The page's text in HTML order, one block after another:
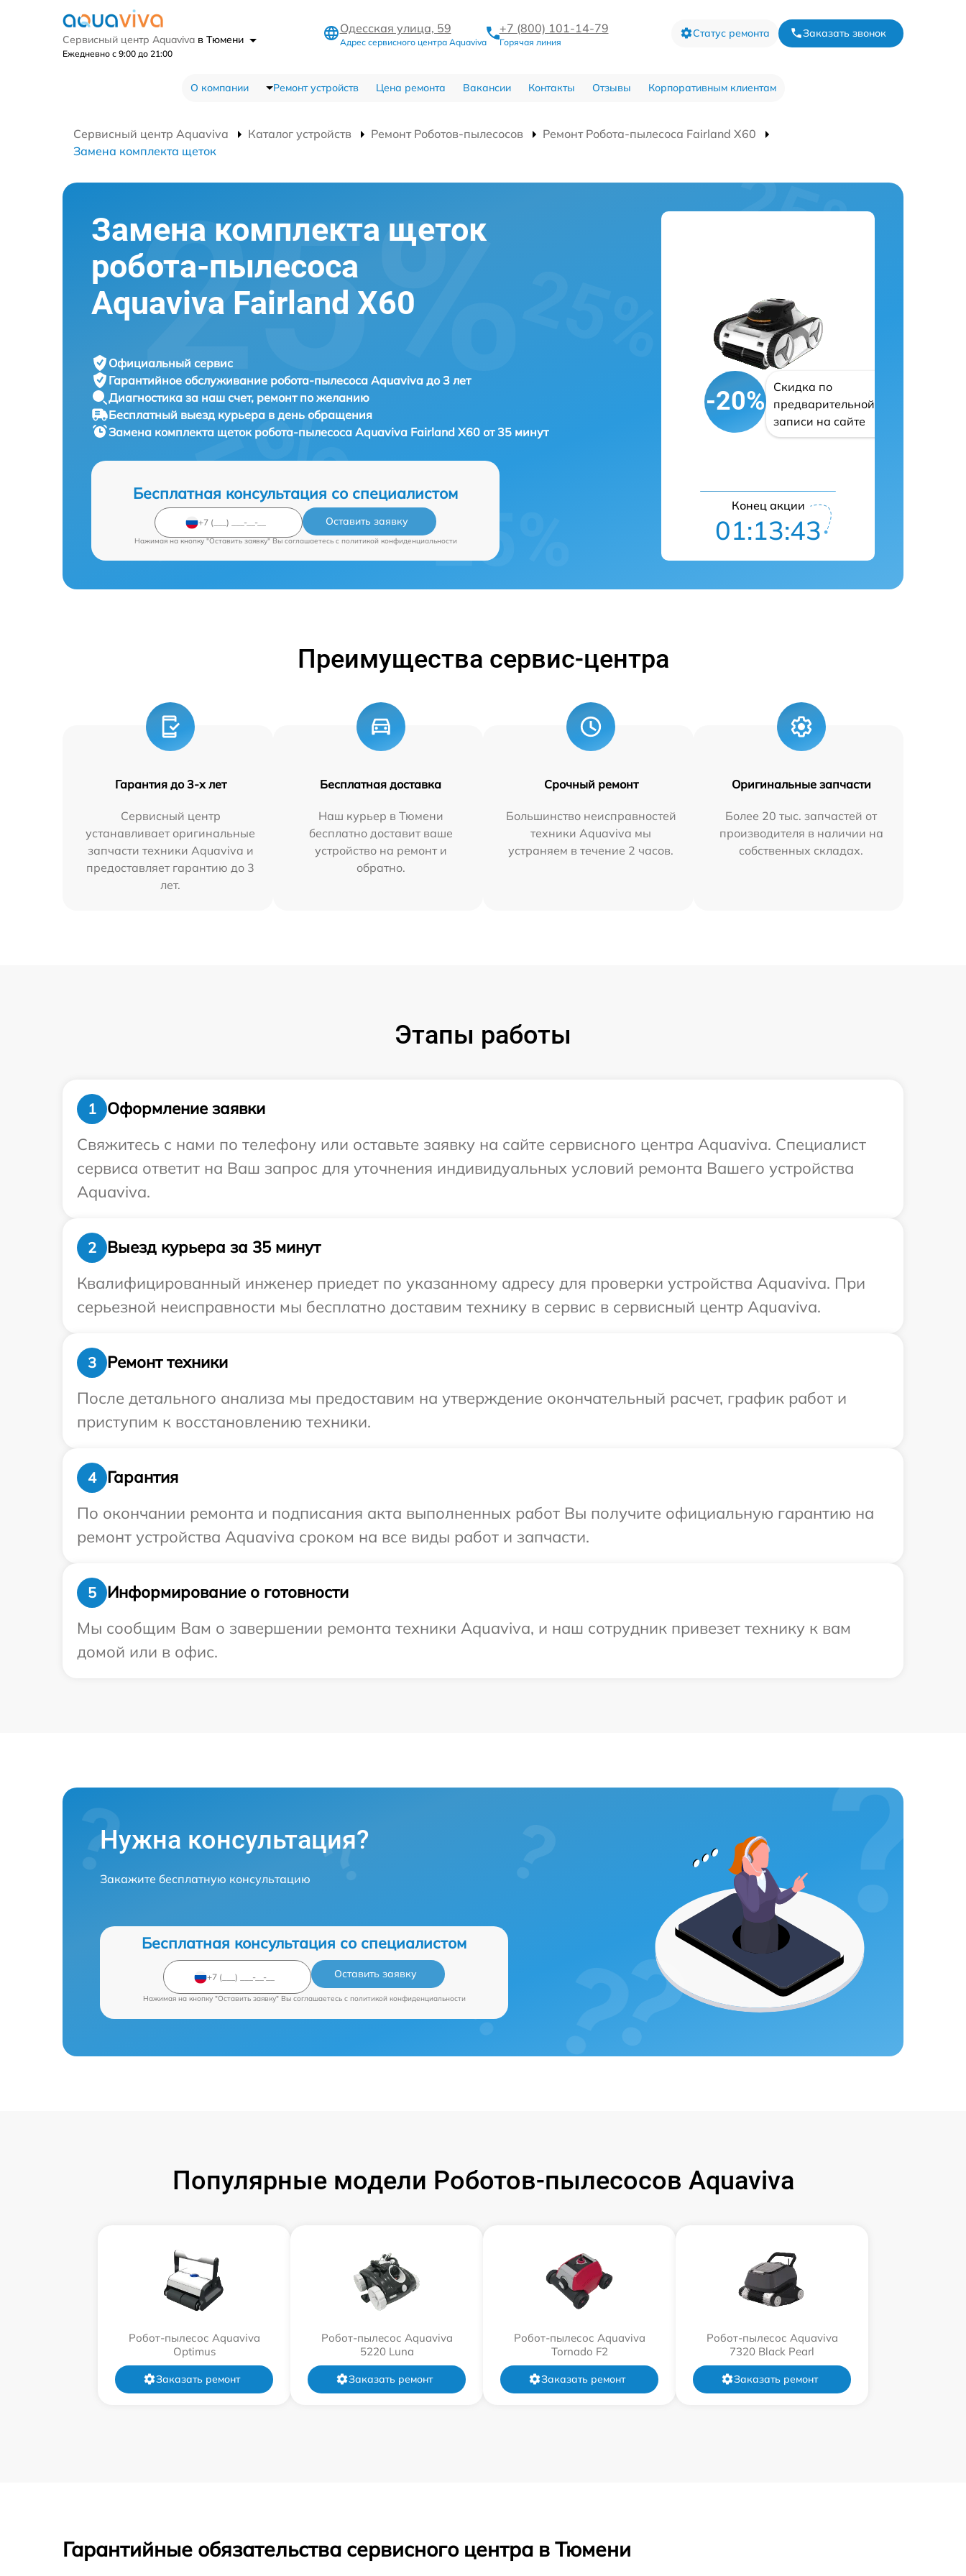
Сервисный центр Aquaviva в Тюмени
Ежедневно с 9:00 до 21:00
Одесская улица, 59
Адрес сервисного центра Aquaviva
+7 (800) 101-14-79
Горячая линия
Статус ремонта Заказать звонок
О компании Ремонт устройств Цена ремонта Вакансии Контакты Отзывы Корпоративным клиентам
Сервисный центр Aquaviva Каталог устройств Ремонт Роботов-пылесосов
Ремонт Робота-пылесоса Fairland X60
Замена комплекта щеток
Замена комплекта щеток
робота-пылесоса
Aquaviva Fairland X60
Официальный сервис
Гарантийное обслуживание робота-пылесоса Aquaviva до 3 лет
Диагностика за наш счет, ремонт по желанию
Бесплатный выезд курьера в день обращения
Замена комплекта щеток робота-пылесоса Aquaviva Fairland X60 от 35 минут
Бесплатная консультация со специалистом
Оставить заявку
Нажимая на кнопку "Оставить заявку" Вы соглашаетесь c политикой конфиденциальности
-20%
Скидка по
предварительной
записи на сайте
Конец акции
01:13:42
Преимущества сервис-центра
Гарантия до 3-х лет
Сервисный центр
устанавливает оригинальные
запчасти техники Aquaviva и
предоставляет гарантию до 3
лет.
Бесплатная доставка
Наш курьер в Тюмени
бесплатно доставит ваше
устройство на ремонт и
обратно.
Срочный ремонт
Большинство неисправностей
техники Aquaviva мы
устраняем в течение 2 часов.
Оригинальные запчасти
Более 20 тыс. запчастей от
производителя в наличии на
собственных складах.
Этапы работы
1
Оформление заявки
Свяжитесь с нами по телефону или оставьте заявку на сайте сервисного центра Aquaviva. Специалист
сервиса ответит на Ваш запрос для уточнения индивидуальных условий ремонта Вашего устройства
Aquaviva.
2
Выезд курьера за 35 минут
Квалифицированный инженер приедет по указанному адресу для проверки устройства Aquaviva. При
серьезной неисправности мы бесплатно доставим технику в сервис в сервисный центр Aquaviva.
3
Ремонт техники
После детального анализа мы предоставим на утверждение окончательный расчет, график работ и
приступим к восстановлению техники.
4
Гарантия
По окончании ремонта и подписания акта выполненных работ Вы получите официальную гарантию на
ремонт устройства Aquaviva сроком на все виды работ и запчасти.
5
Информирование о готовности
Мы сообщим Вам о завершении ремонта техники Aquaviva, и наш сотрудник привезет технику к вам
домой или в офис.
Нужна консультация?
Закажите бесплатную консультацию
Бесплатная консультация со специалистом
Оставить заявку
Нажимая на кнопку "Оставить заявку" Вы соглашаетесь c политикой конфиденциальности
Популярные модели Роботов-пылесосов Aquaviva
Робот-пылесос Aquaviva
Optimus
Заказать ремонт
Робот-пылесос Aquaviva
5220 Luna
Заказать ремонт
Робот-пылесос Aquaviva
Tornado F2
Заказать ремонт
Робот-пылесос Aquaviva
7320 Black Pearl
Заказать ремонт
Гарантийные обязательства сервисного центра в Тюмени